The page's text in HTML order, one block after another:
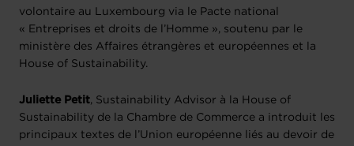
volontaire au Luxembourg via le Pacte national
« Entreprises et droits de l’Homme », soutenu par le
ministère des Affaires étrangères et européennes et la
House of Sustainability.
Juliette Petit, Sustainability Advisor à la House of
Sustainability de la Chambre de Commerce a introduit les
principaux textes de l’Union européenne liés au devoir de